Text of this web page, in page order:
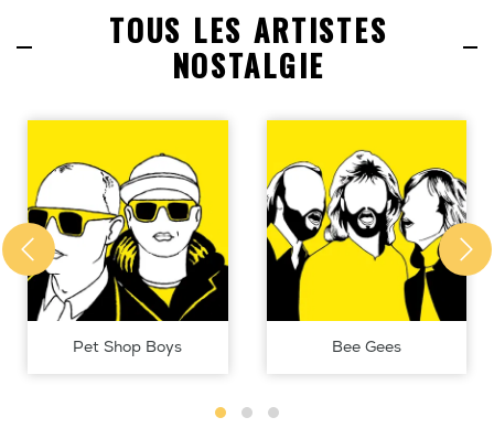
TOUS LES ARTISTES
NOSTALGIE
Pet Shop Boys Bee Gees